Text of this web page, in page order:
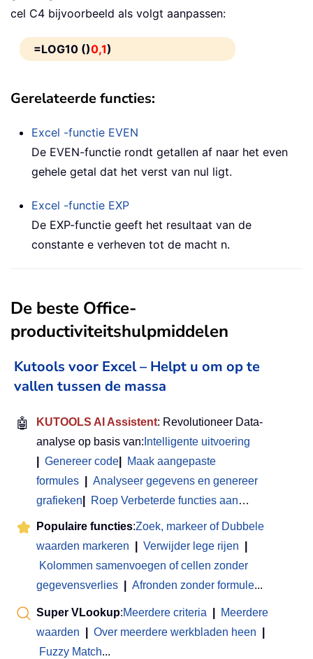
cel C4 bijvoorbeeld als volgt aanpassen:
=LOG10 ()0,1)
Gerelateerde functies:
Excel -functie EVEN
De EVEN-functie rondt getallen af naar het even
gehele getal dat het verst van nul ligt.
Excel -functie EXP
De EXP-functie geeft het resultaat van de
constante e verheven tot de macht n.
De beste Office-
productiviteitshulpmiddelen
Kutools voor Excel – Helpt u om op te
vallen tussen de massa
🤖 KUTOOLS AI Assistent: Revolutioneer Data-
analyse op basis van: Intelligente uitvoering
Genereer code
Maak aangepaste
formules
Analyseer gegevens en genereer
grafieken
Roep Verbeterde functies aan…
Populaire functies:Zoek, markeer of Dubbele
waarden markeren
Verwijder lege rijen
Kolommen samenvoegen of cellen zonder
gegevensverlies
Afronden zonder formule...
Super VLookup:Meerdere criteria
Meerdere
waarden
Over meerdere werkbladen heen
Fuzzy Match...